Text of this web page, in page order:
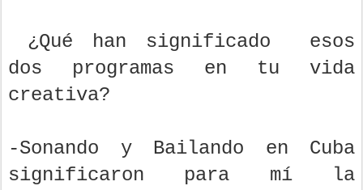
¿Qué han significado esos
dos programas en tu vida
creativa?
-Sonando y Bailando en Cuba
significaron para mí la